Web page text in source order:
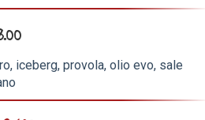
iceberg, provola, olio evo, sale